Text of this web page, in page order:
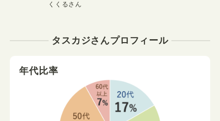
くくるさん
タスカジさんプロフィール
年代比率